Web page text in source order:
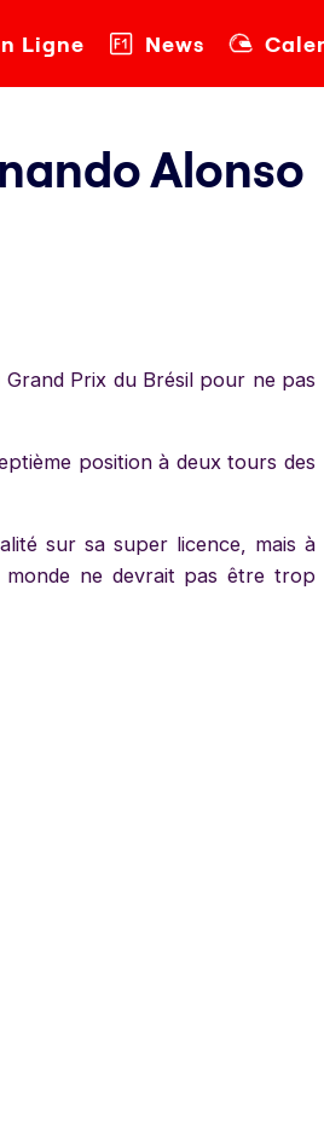
Ligne News
Alonso
Grand Prix du Brésil pour ne pas
position à deux tours des
sur sa super licence, mais à
ne devrait pas être trop